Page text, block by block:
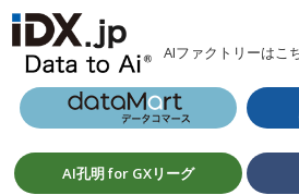
AIファクトリーはこ
AI孔明 for GXリーグ